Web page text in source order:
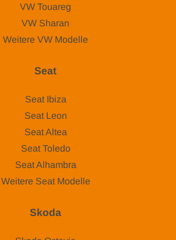
VW Touareg
VW Sharan
Weitere VW Modelle
Seat
Seat Ibiza
Seat Leon
Seat Altea
Seat Toledo
Seat Alhambra
Weitere Seat Modelle
Skoda